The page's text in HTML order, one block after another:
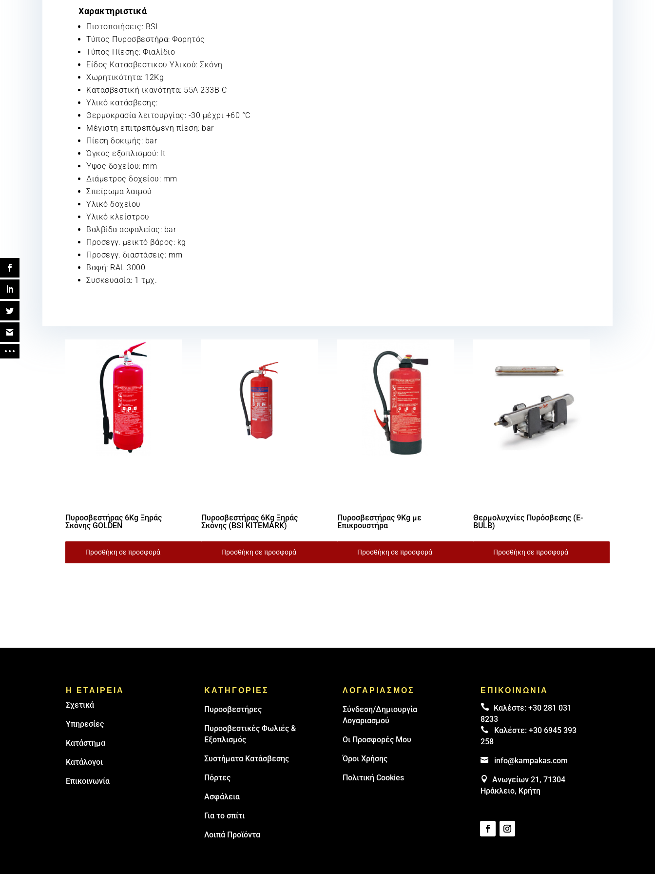
Χαρακτηριστικά
Πιστοποιήσεις: BSI
Τύπος Πυροσβεστήρα: Φορητός
Τύπος Πίεσης: Φιαλίδιο
Είδος Κατασβεστικού Υλικού: Σκόνη
Χωρητικότητα: 12Kg
Κατασβεστική ικανότητα: 55A 233B C
Υλικό κατάσβεσης:
Θερμοκρασία λειτουργίας: -30 μέχρι +60 °C
Μέγιστη επιτρεπόμενη πίεση: bar
Πίεση δοκιμής: bar
Όγκος εξοπλισμού: lt
Ύψος δοχείου: mm
Διάμετρος δοχείου: mm
Σπείρωμα λαιμού
Υλικό δοχείου
Υλικό κλείστρου
Βαλβίδα ασφαλείας: bar
Προσεγγ. μεικτό βάρος: kg
Προσεγγ. διαστάσεις: mm
Βαφή: RAL 3000
Συσκευασία: 1 τμχ.
Πυροσβεστήρας 6Kg Ξηράς
Σκόνης GOLDEN
Προσθήκη σε προσφορά
Πυροσβεστήρας 6Kg Ξηράς
Σκόνης (BSI KITEMARK)
Προσθήκη σε προσφορά
Πυροσβεστήρας 9Kg με
Επικρουστήρα
Προσθήκη σε προσφορά
Θερμολυχνίες Πυρόσβεσης (E-
BULB)
Προσθήκη σε προσφορά
Η ΕΤΑΙΡΕΙΑ
Σχετικά
Υπηρεσίες
Κατάστημα
Κατάλογοι
Επικοινωνία
ΚΑΤΗΓΟΡΙΕΣ
Πυρoσβεστήρες
Πυροσβεστικές Φωλιές &
Εξοπλισμός
Συστήματα Κατάσβεσης
Πόρτες
Ασφάλεια
Για το σπίτι
Λοιπά Προϊόντα
ΛΟΓΑΡΙΑΣΜΟΣ
Σύνδεση/Δημιουργία
Λογαριασμού
Οι Προσφορές Μου
Όροι Χρήσης
Πολιτική Cookies
ΕΠΙΚΟΙΝΩΝΙΑ
 Καλέστε:+30 281 031
8233
 Καλέστε:+30 6945 393
258
 info@kampakas.com
 Ανωγείων 21, 71304
Ηράκλειο, Κρήτη